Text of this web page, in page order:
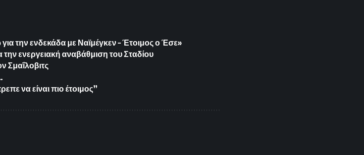
την ενδεκάδα με Ναϊμέγκεν – Έτοιμος ο Έσε»
ενεργειακή αναβάθμιση του Σταδίου
Σμαΐλοβιτς
να είναι πιο έτοιμος”